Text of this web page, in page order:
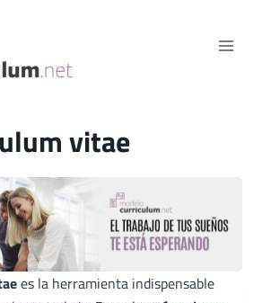
vitae
es la herramienta indispensable